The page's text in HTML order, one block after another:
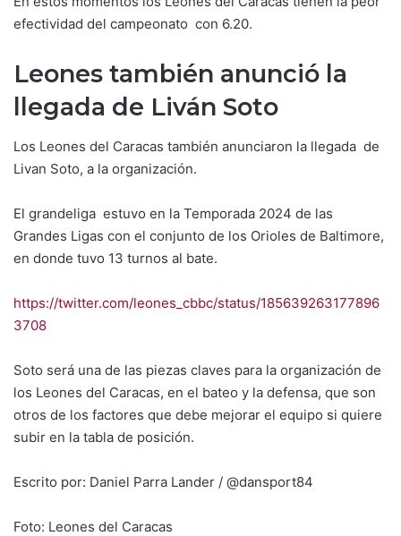
efectividad del campeonato con 6.20.
Leones también anunció la
llegada de Liván Soto
Los Leones del Caracas también anunciaron la llegada de
Livan Soto, a la organización.
El grandeliga estuvo en la Temporada 2024 de las
Grandes Ligas con el conjunto de los Orioles de Baltimore,
en donde tuvo 13 turnos al bate.
https://twitter.com/leones_cbbc/status/185639263177896
3708
Soto será una de las piezas claves para la organización de
los Leones del Caracas, en el bateo y la defensa, que son
otros de los factores que debe mejorar el equipo si quiere
subir en la tabla de posición.
Escrito por: Daniel Parra Lander / @dansport84
Foto: Leones del Caracas